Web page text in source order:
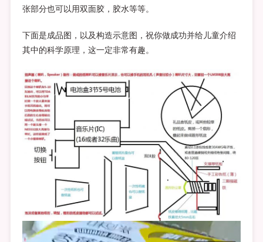
张部分也可以用双面胶，胶水等等。
下面是成品图，以及构造示意图，祝你做成功并给儿童介绍
其中的科学原理，这一定非常有趣。